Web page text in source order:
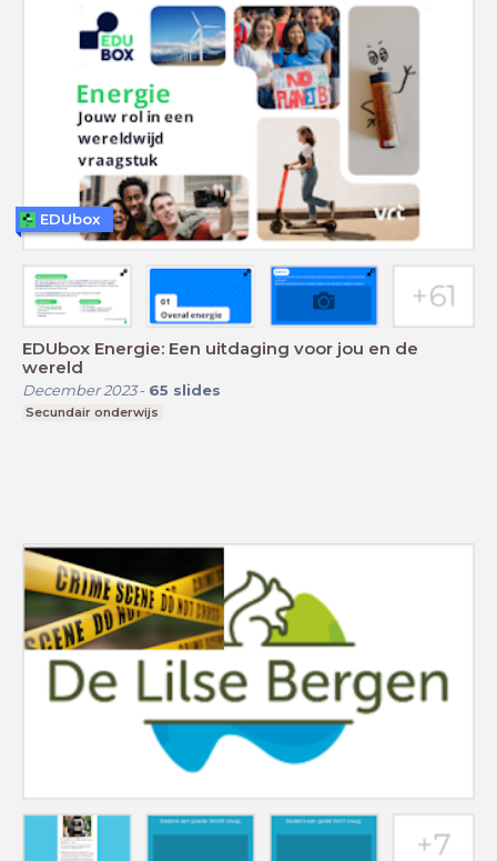
EDUbox Energie: Een uitdaging voor jou en de
wereld
December 2023- 65 slides
Secundair onderwijs
EDUbox